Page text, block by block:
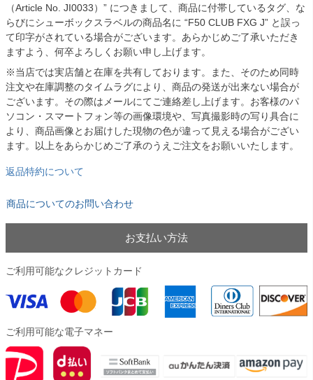
（Article No. JI0033）” につきまして、商品に付帯しているタグ、な
らびにシューボックスラベルの商品名に “F50 CLUB FXG J” と誤っ
て印字がされている場合がございます。あらかじめご了承いただき
ますよう、何卒よろしくお願い申し上げます。
※当店では実店舗と在庫を共有しております。また、そのため同時
注文や在庫調整のタイムラグにより、商品の発送が出来ない場合が
ございます。その際はメールにてご連絡差し上げます。お客様のパ
ソコン・スマートフォン等の画像環境や、写真撮影時の写り具合に
より、商品画像とお届けした現物の色が違って見える場合がござい
ます。以上をあらかじめご了承のうえご注文をお願いいたします。
返品特約について
商品についてのお問い合わせ
お支払い方法
ご利用可能なクレジットカード
ご利用可能な電子マネー